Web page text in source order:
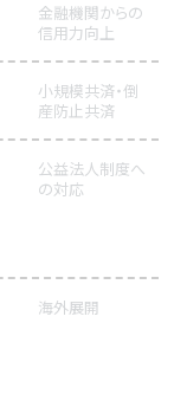
金融機関からの
信用力向上
小規模共済・倒
産防止共済
公益法人制度へ
の対応
海外展開